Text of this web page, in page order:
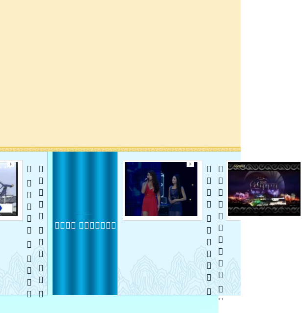
    
        